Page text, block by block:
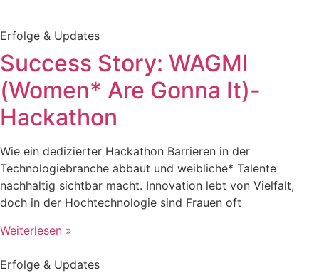
Erfolge & Updates
Success Story: WAGMI
(Women* Are Gonna It)-
Hackathon
Wie ein dedizierter Hackathon Barrieren in der
Technologiebranche abbaut und weibliche* Talente
nachhaltig sichtbar macht. Innovation lebt von Vielfalt,
doch in der Hochtechnologie sind Frauen oft
Weiterlesen »
Erfolge & Updates